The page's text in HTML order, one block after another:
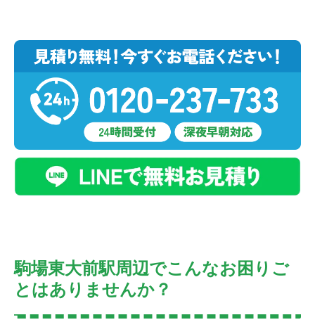
駒場東大前駅周辺でこんなお困りご
とはありませんか？